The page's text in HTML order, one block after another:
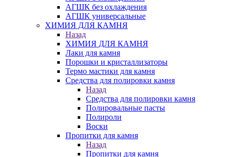
АГШК без охлаждения
АГШК универсальные
ХИМИЯ ДЛЯ КАМНЯ
Назад
ХИМИЯ ДЛЯ КАМНЯ
Лаки для камня
Порошки и кристаллизаторы
Термо мастики для камня
Средства для полировки камня
Назад
Средства для полировки камня
Полировальные пасты
Полироли
Воски
Пропитки для камня
Назад
Пропитки для камня